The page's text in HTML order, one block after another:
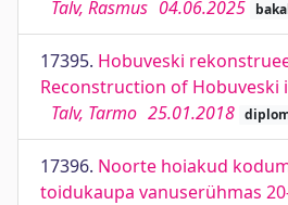
Talv, Rasmus 04.06.2025
17395. Hobuveski
Reconstruction of Hobuveski
Talv, Tarmo 25.01.2018
17396. Noorte hoiakud
toidukaupa vanuserühmas